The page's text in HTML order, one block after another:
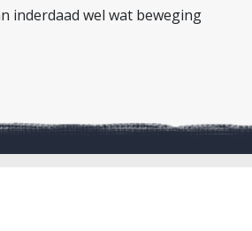
inderdaad wel wat beweging